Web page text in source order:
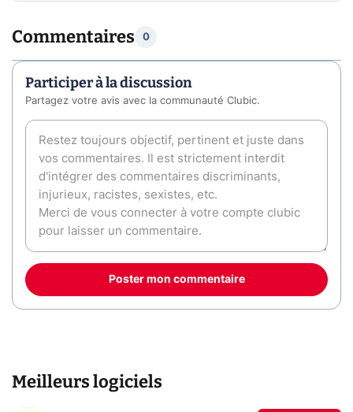
Commentaires 0
Participer à la discussion
Partagez votre avis avec la communauté Clubic.
Poster mon commentaire
Meilleurs logiciels